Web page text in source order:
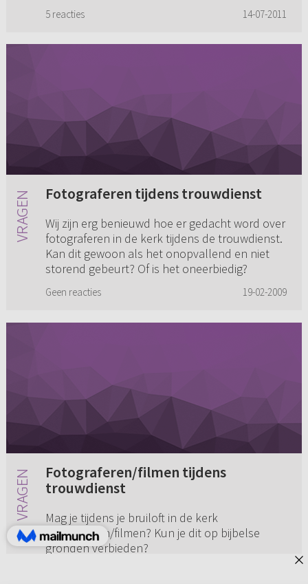
5 reacties 14-07-2011
Fotograferen tijdens trouwdienst
Wij zijn erg benieuwd hoe er gedacht word over
fotograferen in de kerk tijdens de trouwdienst.
Kan dit gewoon als het onopvallend en niet
storend gebeurt? Of is het oneerbiedig?
Geen reacties 19-02-2009
Fotograferen/filmen tijdens
trouwdienst
Mag je tijdens je bruiloft in de kerk
fotograferen/filmen? Kun je dit op bijbelse
gronden verbieden?